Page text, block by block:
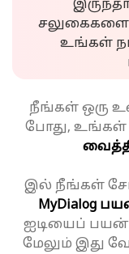
உங்கள்
நீங்கள் ஒரு
போது, உங்கள்
இல் நீங்கள்
MyDialog
ஐடியைப்
மேலும் இது